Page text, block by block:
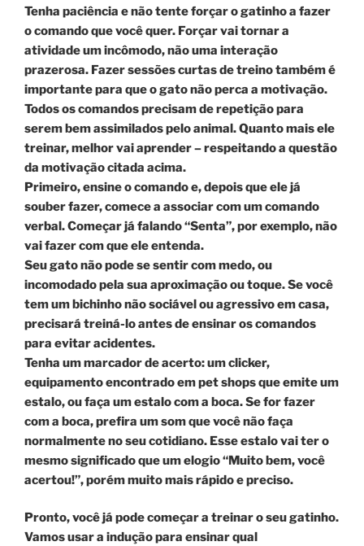
Tenha paciência e não tente forçar o gatinho a fazer
o comando que você quer. Forçar vai tornar a
atividade um incômodo, não uma interação
prazerosa. Fazer sessões curtas de treino também é
importante para que o gato não perca a motivação.
Todos os comandos precisam de repetição para
serem bem assimilados pelo animal. Quanto mais ele
treinar, melhor vai aprender – respeitando a questão
da motivação citada acima.
Primeiro, ensine o comando e, depois que ele já
souber fazer, comece a associar com um comando
verbal. Começar já falando “Senta”, por exemplo, não
vai fazer com que ele entenda.
Seu gato não pode se sentir com medo, ou
incomodado pela sua aproximação ou toque. Se você
tem um bichinho não sociável ou agressivo em casa,
precisará treiná-lo antes de ensinar os comandos
para evitar acidentes.
Tenha um marcador de acerto: um clicker,
equipamento encontrado em pet shops que emite um
estalo, ou faça um estalo com a boca. Se for fazer
com a boca, prefira um som que você não faça
normalmente no seu cotidiano. Esse estalo vai ter o
mesmo significado que um elogio “Muito bem, você
acertou!”, porém muito mais rápido e preciso.
Pronto, você já pode começar a treinar o seu gatinho.
Vamos usar a indução para ensinar qual